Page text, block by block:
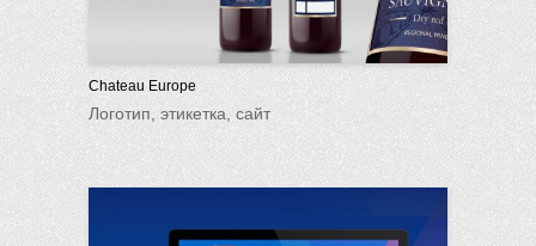
Chateau Europe
Логотип, этикетка, сайт